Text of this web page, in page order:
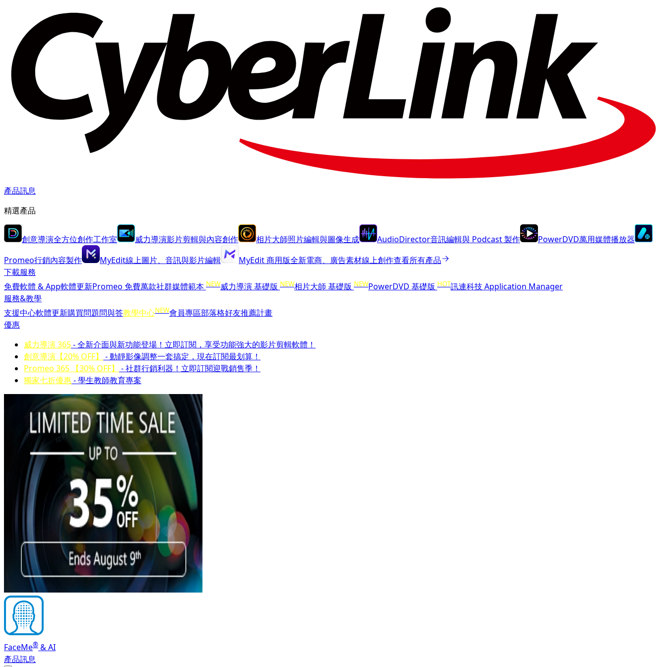
產品訊息
精選產品
創意導演全方位創作工作室 威力導演影片剪輯與內容創作 相片大師照片編輯與圖像生成 AudioDirector音訊編輯與 Podcast 製作 PowerDVD萬用媒體播放器
Promeo行銷內容製作 MyEdit線上圖片、音訊與影片編輯 MyEdit 商用版全新電商、廣告素材線上創作查看所有產品
下載服務
免費軟體 & App軟體更新Promeo 免費萬款社群媒體範本 NEW威力導演 基礎版 NEW相片大師 基礎版 NEWPowerDVD 基礎版 HOT訊連科技 Application Manager
服務&教學
支援中心軟體更新購買問題問與答教學中心NEW會員專區部落格好友推薦計畫
優惠
威力導演 365- 全新介面與新功能登場！立即訂閱，享受功能強大的影片剪輯軟體！
創意導演【20% OFF】
- 動靜影像調整一套搞定，現在訂閱最划算！
Promeo 365 【30% OFF】
- 社群行銷利器！立即訂閱迎戰銷售季！
獨家七折優惠- 學生教師教育專案
FaceMe® & AI
產品訊息